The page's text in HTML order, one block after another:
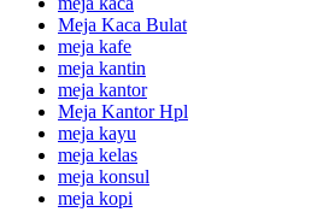
Meja Kaca Bulat
meja kafe
meja kantin
meja kantor
Meja Kantor Hpl
meja kayu
meja kelas
meja konsul
meja kopi